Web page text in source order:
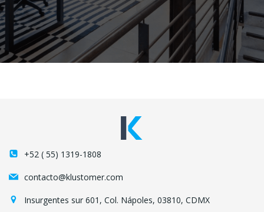
+52 ( 55) 1319-1808
contacto@klustomer.com
Insurgentes sur 601, Col. Nápoles, 03810, CDMX